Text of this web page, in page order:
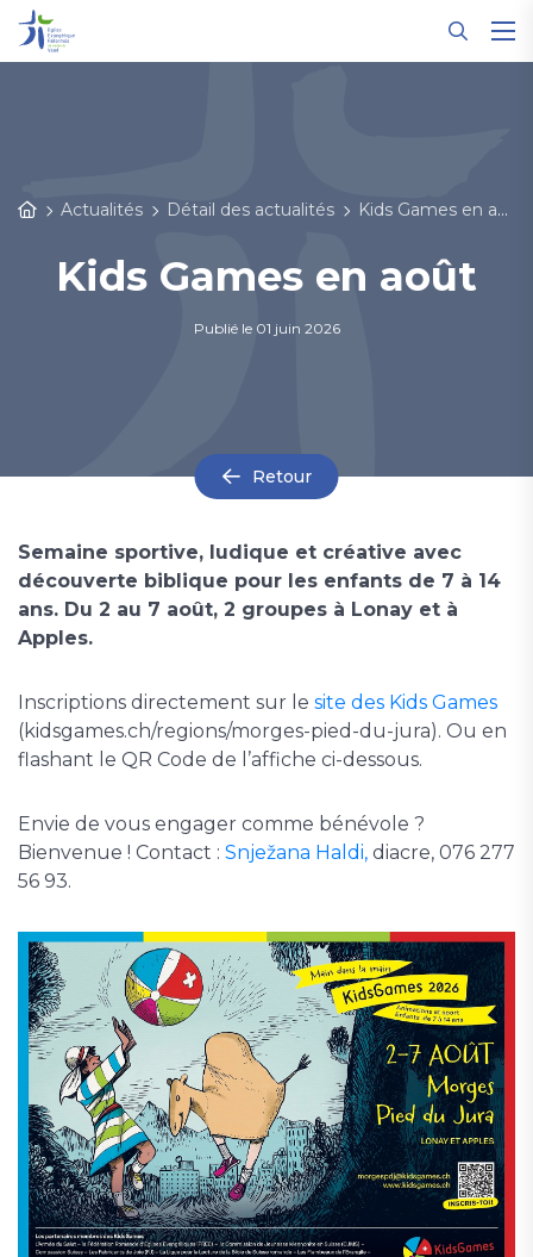
Actualités Détail des actualités Kids Games en août
Kids Games en août
Publié le 01 juin 2026
Retour
Semaine sportive, ludique et créative avec
découverte biblique pour les enfants de 7 à 14
ans. Du 2 au 7 août, 2 groupes à Lonay et à
Apples.
Inscriptions directement sur le site des Kids Games
(kidsgames.ch/regions/morges-pied-du-jura). Ou en
flashant le QR Code de l’affiche ci-dessous.
Envie de vous engager comme bénévole ?
Bienvenue ! Contact : Snježana Haldi, diacre, 076 277
56 93.
Panneau de gestion des cookies